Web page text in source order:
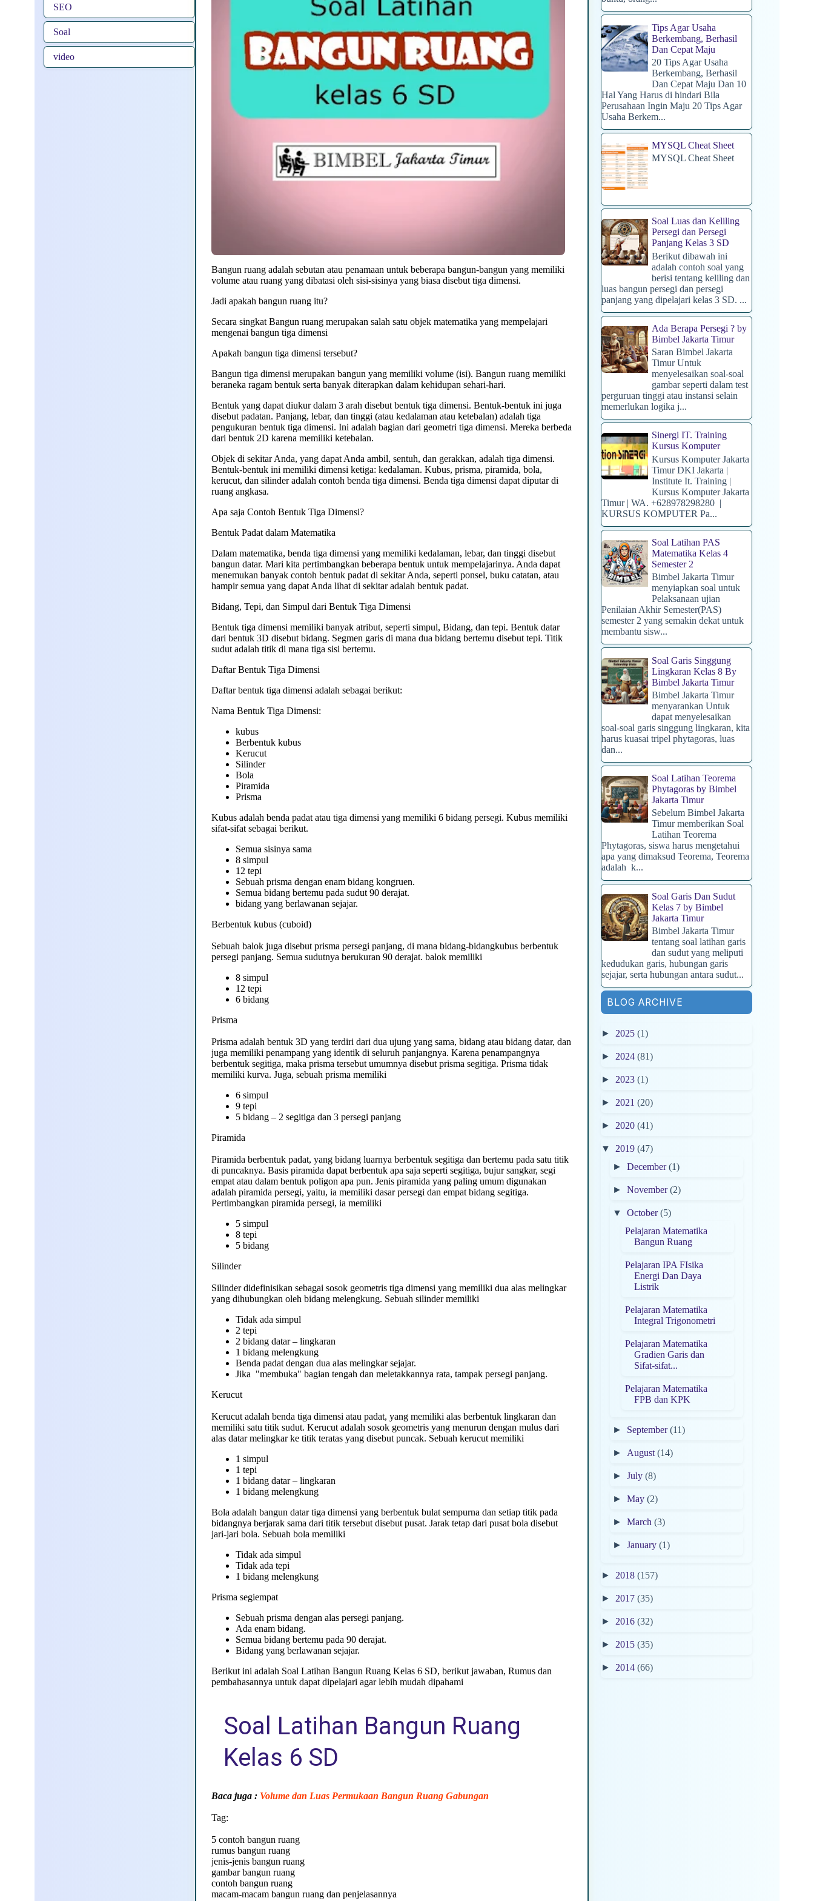
SEO
Soal
video
Bangun ruang adalah sebutan atau penamaan untuk beberapa bangun-bangun yang memiliki
volume atau ruang yang dibatasi oleh sisi-sisinya yang biasa disebut tiga dimensi.
Jadi apakah bangun ruang itu?
Secara singkat Bangun ruang merupakan salah satu objek matematika yang mempelajari
mengenai bangun tiga dimensi
Apakah bangun tiga dimensi tersebut?
Bangun tiga dimensi merupakan bangun yang memiliki volume (isi). Bangun ruang memiliki
beraneka ragam bentuk serta banyak diterapkan dalam kehidupan sehari-hari.
Bentuk yang dapat diukur dalam 3 arah disebut bentuk tiga dimensi. Bentuk-bentuk ini juga
disebut padatan. Panjang, lebar, dan tinggi (atau kedalaman atau ketebalan) adalah tiga
pengukuran bentuk tiga dimensi. Ini adalah bagian dari geometri tiga dimensi. Mereka berbeda
dari bentuk 2D karena memiliki ketebalan.
Objek di sekitar Anda, yang dapat Anda ambil, sentuh, dan gerakkan, adalah tiga dimensi.
Bentuk-bentuk ini memiliki dimensi ketiga: kedalaman. Kubus, prisma, piramida, bola,
kerucut, dan silinder adalah contoh benda tiga dimensi. Benda tiga dimensi dapat diputar di
ruang angkasa.
Apa saja Contoh Bentuk Tiga Dimensi?
Bentuk Padat dalam Matematika
Dalam matematika, benda tiga dimensi yang memiliki kedalaman, lebar, dan tinggi disebut
bangun datar. Mari kita pertimbangkan beberapa bentuk untuk mempelajarinya. Anda dapat
menemukan banyak contoh bentuk padat di sekitar Anda, seperti ponsel, buku catatan, atau
hampir semua yang dapat Anda lihat di sekitar adalah bentuk padat.
Bidang, Tepi, dan Simpul dari Bentuk Tiga Dimensi
Bentuk tiga dimensi memiliki banyak atribut, seperti simpul, Bidang, dan tepi. Bentuk datar
dari bentuk 3D disebut bidang. Segmen garis di mana dua bidang bertemu disebut tepi. Titik
sudut adalah titik di mana tiga sisi bertemu.
Daftar Bentuk Tiga Dimensi
Daftar bentuk tiga dimensi adalah sebagai berikut:
Nama Bentuk Tiga Dimensi:
kubus
Berbentuk kubus
Kerucut
Silinder
Bola
Piramida
Prisma
Kubus adalah benda padat atau tiga dimensi yang memiliki 6 bidang persegi. Kubus memiliki
sifat-sifat sebagai berikut.
Semua sisinya sama
8 simpul
12 tepi
Sebuah prisma dengan enam bidang kongruen.
Semua bidang bertemu pada sudut 90 derajat.
bidang yang berlawanan sejajar.
Berbentuk kubus (cuboid)
Sebuah balok juga disebut prisma persegi panjang, di mana bidang-bidangkubus berbentuk
persegi panjang. Semua sudutnya berukuran 90 derajat. balok memiliki
8 simpul
12 tepi
6 bidang
Prisma
Prisma adalah bentuk 3D yang terdiri dari dua ujung yang sama, bidang atau bidang datar, dan
juga memiliki penampang yang identik di seluruh panjangnya. Karena penampangnya
berbentuk segitiga, maka prisma tersebut umumnya disebut prisma segitiga. Prisma tidak
memiliki kurva. Juga, sebuah prisma memiliki
6 simpul
9 tepi
5 bidang – 2 segitiga dan 3 persegi panjang
Piramida
Piramida berbentuk padat, yang bidang luarnya berbentuk segitiga dan bertemu pada satu titik
di puncaknya. Basis piramida dapat berbentuk apa saja seperti segitiga, bujur sangkar, segi
empat atau dalam bentuk poligon apa pun. Jenis piramida yang paling umum digunakan
adalah piramida persegi, yaitu, ia memiliki dasar persegi dan empat bidang segitiga.
Pertimbangkan piramida persegi, ia memiliki
5 simpul
8 tepi
5 bidang
Silinder
Silinder didefinisikan sebagai sosok geometris tiga dimensi yang memiliki dua alas melingkar
yang dihubungkan oleh bidang melengkung. Sebuah silinder memiliki
Tidak ada simpul
2 tepi
2 bidang datar – lingkaran
1 bidang melengkung
Benda padat dengan dua alas melingkar sejajar.
Jika "membuka" bagian tengah dan meletakkannya rata, tampak persegi panjang.
Kerucut
Kerucut adalah benda tiga dimensi atau padat, yang memiliki alas berbentuk lingkaran dan
memiliki satu titik sudut. Kerucut adalah sosok geometris yang menurun dengan mulus dari
alas datar melingkar ke titik teratas yang disebut puncak. Sebuah kerucut memiliki
1 simpul
1 tepi
1 bidang datar – lingkaran
1 bidang melengkung
Bola adalah bangun datar tiga dimensi yang berbentuk bulat sempurna dan setiap titik pada
bidangnya berjarak sama dari titik tersebut disebut pusat. Jarak tetap dari pusat bola disebut
jari-jari bola. Sebuah bola memiliki
Tidak ada simpul
Tidak ada tepi
1 bidang melengkung
Prisma segiempat
Sebuah prisma dengan alas persegi panjang.
Ada enam bidang.
Semua bidang bertemu pada 90 derajat.
Bidang yang berlawanan sejajar.
Berikut ini adalah Soal Latihan Bangun Ruang Kelas 6 SD, berikut jawaban, Rumus dan
pembahasannya untuk dapat dipelajari agar lebih mudah dipahami
Soal Latihan Bangun Ruang
Kelas 6 SD
Baca juga : Volume dan Luas Permukaan Bangun Ruang Gabungan
Tag:
5 contoh bangun ruang
rumus bangun ruang
jenis-jenis bangun ruang
gambar bangun ruang
contoh bangun ruang
macam-macam bangun ruang dan penjelasannya
Tips Agar Usaha
Berkembang, Berhasil
Dan Cepat Maju
20 Tips Agar Usaha
Berkembang, Berhasil
Dan Cepat Maju Dan 10
Hal Yang Harus di hindari Bila
Perusahaan Ingin Maju 20 Tips Agar
Usaha Berkem...
MYSQL Cheat Sheet
MYSQL Cheat Sheet
Soal Luas dan Keliling
Persegi dan Persegi
Panjang Kelas 3 SD
Berikut dibawah ini
adalah contoh soal yang
berisi tentang keliling dan
luas bangun persegi dan persegi
panjang yang dipelajari kelas 3 SD. ...
Ada Berapa Persegi ? by
Bimbel Jakarta Timur
Saran Bimbel Jakarta
Timur Untuk
menyelesaikan soal-soal
gambar seperti dalam test
perguruan tinggi atau instansi selain
memerlukan logika j...
Sinergi IT. Training
Kursus Komputer
Kursus Komputer Jakarta
Timur DKI Jakarta |
Institute It. Training |
Kursus Komputer Jakarta
Timur | WA. +628978298280 |
KURSUS KOMPUTER Pa...
Soal Latihan PAS
Matematika Kelas 4
Semester 2
Bimbel Jakarta Timur
menyiapkan soal untuk
Pelaksanaan ujian
Penilaian Akhir Semester(PAS)
semester 2 yang semakin dekat untuk
membantu sisw...
Soal Garis Singgung
Lingkaran Kelas 8 By
Bimbel Jakarta Timur
Bimbel Jakarta Timur
menyarankan Untuk
dapat menyelesaikan
soal-soal garis singgung lingkaran, kita
harus kuasai tripel phytagoras, luas
dan...
Soal Latihan Teorema
Phytagoras by Bimbel
Jakarta Timur
Sebelum Bimbel Jakarta
Timur memberikan Soal
Latihan Teorema
Phytagoras, siswa harus mengetahui
apa yang dimaksud Teorema, Teorema
adalah k...
Soal Garis Dan Sudut
Kelas 7 by Bimbel
Jakarta Timur
Bimbel Jakarta Timur
tentang soal latihan garis
dan sudut yang meliputi
kedudukan garis, hubungan garis
sejajar, serta hubungan antara sudut...
BLOG ARCHIVE
► 2025 (1)
► 2024 (81)
► 2023 (1)
► 2021 (20)
► 2020 (41)
▼ 2019 (47)
►December(1)
►November(2)
▼October(5)
Pelajaran Matematika
Bangun Ruang
Pelajaran IPA FIsika
Energi Dan Daya
Listrik
Pelajaran Matematika
Integral Trigonometri
Pelajaran Matematika
Gradien Garis dan
Sifat-sifat...
Pelajaran Matematika
FPB dan KPK
► September(11)
► August(14)
►July(8)
►May(2)
►March(3)
►January(1)
► 2018 (157)
► 2017 (35)
► 2016 (32)
► 2015 (35)
► 2014 (66)